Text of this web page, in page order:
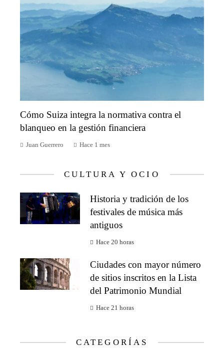
Cómo Suiza integra la normativa contra el
blanqueo en la gestión financiera
Juan Guerrero Hace 1 mes
CULTURA Y OCIO
Historia y tradición de los
festivales de música más
antiguos
Hace 20 horas
Ciudades con mayor número
de sitios inscritos en la Lista
del Patrimonio Mundial
Hace 21 horas
CATEGORÍAS